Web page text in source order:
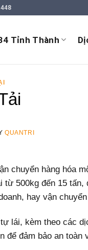
Tỉnh Thành
QUANTRI
chuyển hàng hóa
500kg đến 15 tấn,
hay vận
lái, kèm theo các
đảm bảo an toàn